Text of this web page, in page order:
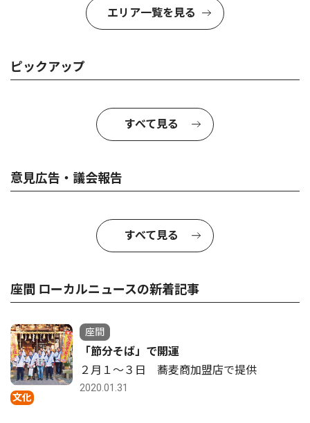
エリア一覧を見る
ピックアップ
すべて見る
意見広告・議会報告
すべて見る
座間 ローカルニュースの新着記事
文化
座間
「節分そば」で開運
２月１〜３日 蕎麦商加盟店で提供
2020.01.31